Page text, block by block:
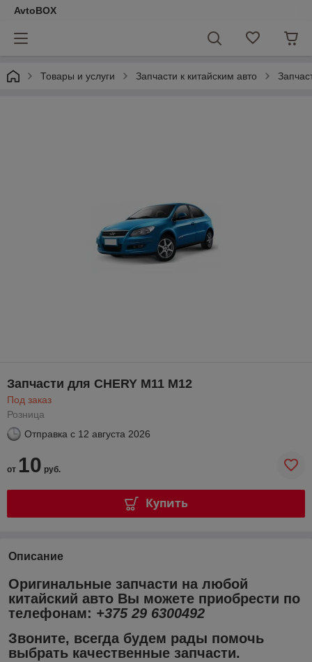
AvtoBOX
Товары и услуги Запчасти к китайским авто
Запчасти для CHERY M11 M12
Под заказ
Розница
Отправка с 12 августа 2026
от 10 руб.
Купить
Описание
Оригинальные запчасти на любой
китайский авто Вы можете приобрести по
телефонам: +375 29 6300492
Звоните, всегда будем рады помочь
выбрать качественные запчасти.